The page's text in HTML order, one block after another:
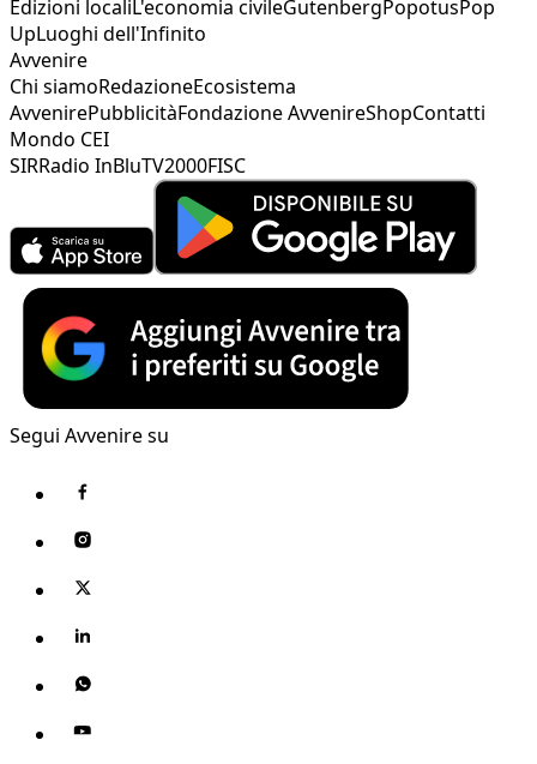
Edizioni localiL'economia civileGutenbergPopotusPop
UpLuoghi dell'Infinito
Avvenire
Chi siamoRedazioneEcosistema
AvvenirePubblicitàFondazione AvvenireShopContatti
Mondo CEI
SIRRadio InBluTV2000FISC
Segui Avvenire su